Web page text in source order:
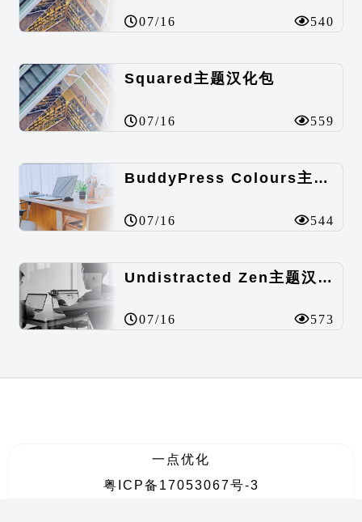
07/16 540
Squared主题汉化包
07/16 559
BuddyPress Colours主题汉化包
07/16 544
Undistracted Zen主题汉化包
07/16 573
一点优化
粤ICP备17053067号-3